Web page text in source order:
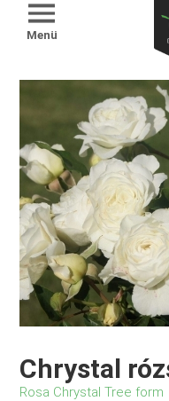
Menü
Chrystal
Rosa Chrystal Tree form